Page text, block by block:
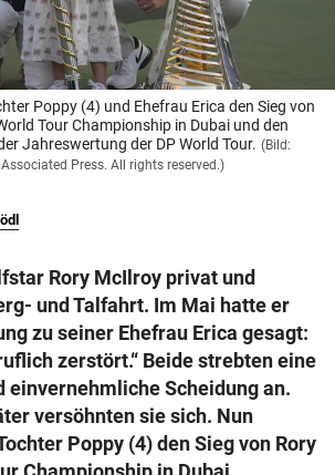
GmbH & Co KG 2026
Wien
Poppy (4) und Ehefrau Erica den Sieg von
Tour Championship in Dubai und den
Jahreswertung der DP World Tour. (Bild:
Press. All rights reserved.)
Rory McIlroy privat und
und Talfahrt. Im Mai hatte er
zu seiner Ehefrau Erica gesagt:
zerstört.“ Beide strebten eine
einvernehmliche Scheidung an.
versöhnten sie sich. Nun
Poppy (4) den Sieg von Rory